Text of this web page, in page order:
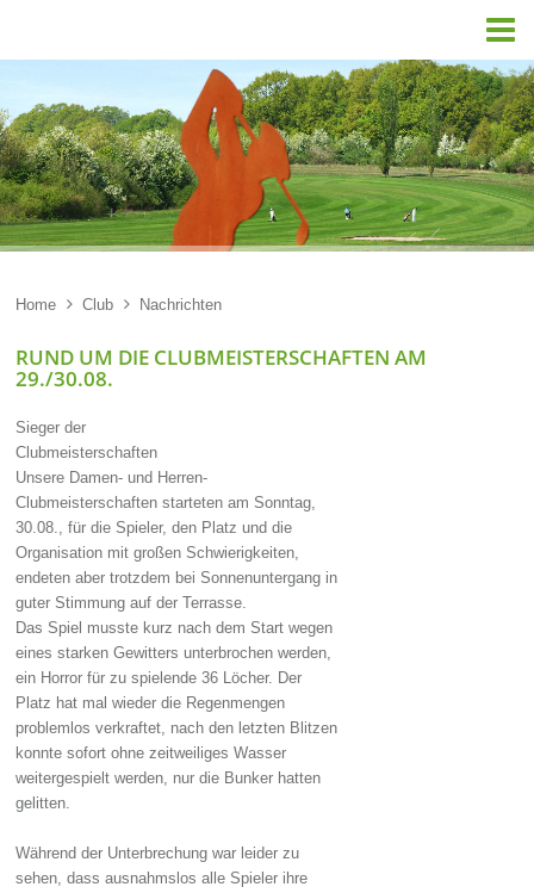

Home  Club  Nachrichten
RUND UM DIE CLUBMEISTERSCHAFTEN AM
29./30.08.
Sieger der
Clubmeisterschaften
Unsere Damen- und Herren-
Clubmeisterschaften starteten am Sonntag,
30.08., für die Spieler, den Platz und die
Organisation mit großen Schwierigkeiten,
endeten aber trotzdem bei Sonnenuntergang in
guter Stimmung auf der Terrasse.
Das Spiel musste kurz nach dem Start wegen
eines starken Gewitters unterbrochen werden,
ein Horror für zu spielende 36 Löcher. Der
Platz hat mal wieder die Regenmengen
problemlos verkraftet, nach den letzten Blitzen
konnte sofort ohne zeitweiliges Wasser
weitergespielt werden, nur die Bunker hatten
gelitten.
Während der Unterbrechung war leider zu
sehen, dass ausnahmslos alle Spieler ihre